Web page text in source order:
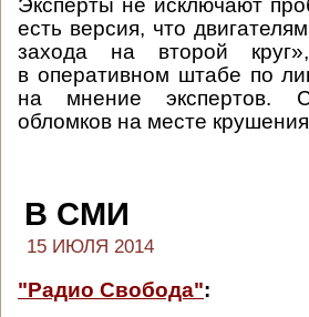
Эксперты не исключают
есть версия, что
захода на второй
в оперативном штабе по
на мнение экспертов.
обломков на месте
В СМИ
15 ИЮЛЯ 2014
"Радио Свобода":